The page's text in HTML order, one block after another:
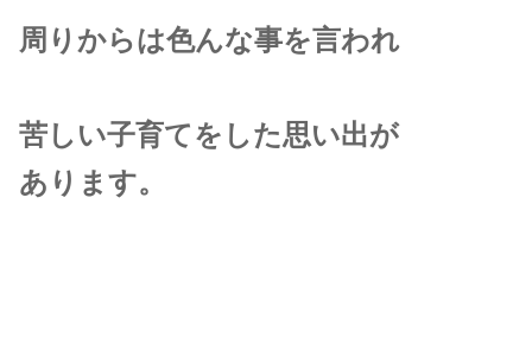
周りからは色んな事を言われ
苦しい子育てをした思い出が
あります。